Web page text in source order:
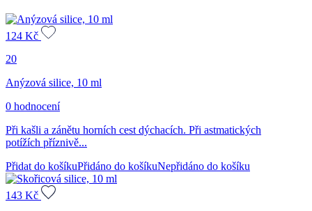
124 Kč
20
Anýzová silice, 10 ml
0 hodnocení
Při kašli a zánětu horních cest dýchacích. Při astmatických
potížích příznivě...
Přidat do košíkuPřidáno do košíkuNepřidáno do košíku
143 Kč